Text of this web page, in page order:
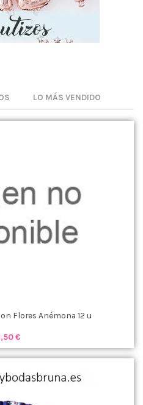
LO MÁS VENDIDO
Flores Anémona 12 u
€